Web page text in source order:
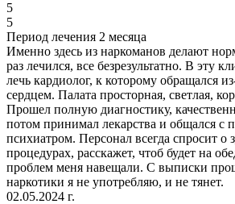
5
5
Период лечения 2 месяца
Именно здесь из наркоманов делают
раз лечился, все безрезультатно. В эту
лечь кардиолог, к которому обращался
сердцем. Палата просторная, светлая,
Прошел полную диагностику,
потом принимал лекарства и общался с
психиатром. Персонал всегда спросит о
процедурах, расскажет, чтоб будет на
проблем меня навещали. С выписки
наркотики я не употребляю, и не тянет.
02.05.2024 г.